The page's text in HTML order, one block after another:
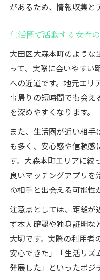
があるため、情報収集と
生活圏で活動する女性
大田区大森本町のような
って、実際に会いやすい
への近道です。地元エリ
事帰りの短時間でも会え
を深めやすくなります。
また、生活圏が近い相
も多く、安心感や信頼感
す。大森本町エリアに絞
良いマッチングアプリを
の相手と出会える可能性
注意点としては、距離が
ず本人確認や独身証明な
大切です。実際の利用者
安心できた」「生活リズ
発展した」といったポジ